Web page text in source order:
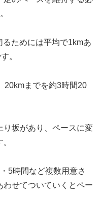
ためには平均で1kmあ
。
20kmまでを約3時間20
り坂があり、ペースに変
5時間など複数用意さ
わせてついていくとペー